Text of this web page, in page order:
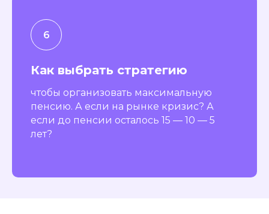
Как выбрать стратегию
чтобы организовать максимальную
пенсию. А если на рынке кризис? А
если до пенсии осталось 15 — 10 — 5
лет?